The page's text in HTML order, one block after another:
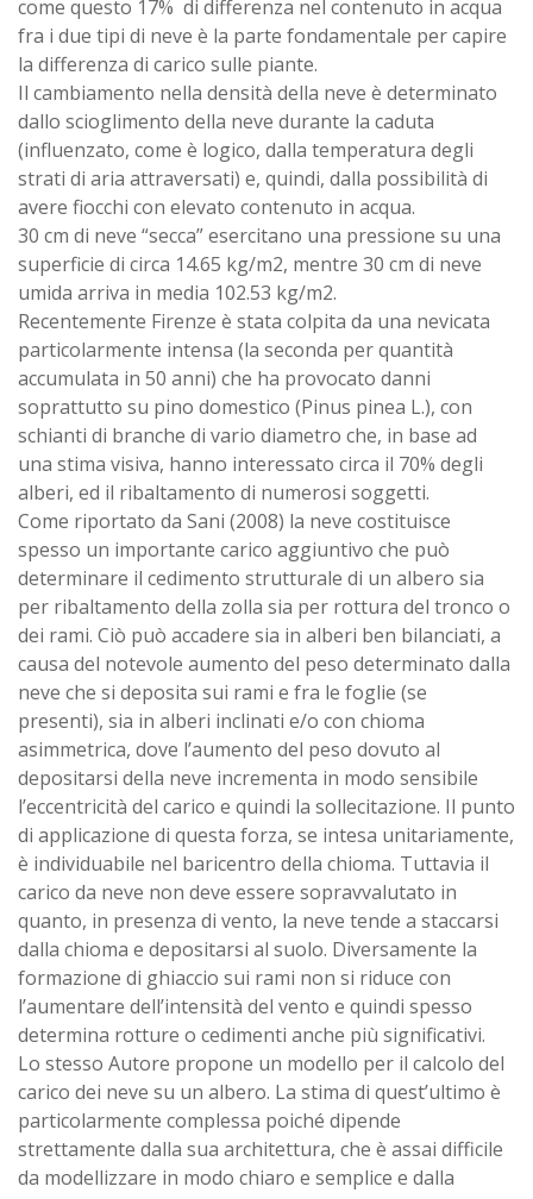
come questo 17% di differenza nel contenuto in acqua
fra i due tipi di neve è la parte fondamentale per capire
la differenza di carico sulle piante.
Il cambiamento nella densità della neve è determinato
dallo scioglimento della neve durante la caduta
(influenzato, come è logico, dalla temperatura degli
strati di aria attraversati) e, quindi, dalla possibilità di
avere fiocchi con elevato contenuto in acqua.
30 cm di neve “secca” esercitano una pressione su una
superficie di circa 14.65 kg/m2, mentre 30 cm di neve
umida arriva in media 102.53 kg/m2.
Recentemente Firenze è stata colpita da una nevicata
particolarmente intensa (la seconda per quantità
accumulata in 50 anni) che ha provocato danni
soprattutto su pino domestico (Pinus pinea L.), con
schianti di branche di vario diametro che, in base ad
una stima visiva, hanno interessato circa il 70% degli
alberi, ed il ribaltamento di numerosi soggetti.
Come riportato da Sani (2008) la neve costituisce
spesso un importante carico aggiuntivo che può
determinare il cedimento strutturale di un albero sia
per ribaltamento della zolla sia per rottura del tronco o
dei rami. Ciò può accadere sia in alberi ben bilanciati, a
causa del notevole aumento del peso determinato dalla
neve che si deposita sui rami e fra le foglie (se
presenti), sia in alberi inclinati e/o con chioma
asimmetrica, dove l’aumento del peso dovuto al
depositarsi della neve incrementa in modo sensibile
l’eccentricità del carico e quindi la sollecitazione. Il punto
di applicazione di questa forza, se intesa unitariamente,
è individuabile nel baricentro della chioma. Tuttavia il
carico da neve non deve essere sopravvalutato in
quanto, in presenza di vento, la neve tende a staccarsi
dalla chioma e depositarsi al suolo. Diversamente la
formazione di ghiaccio sui rami non si riduce con
l’aumentare dell’intensità del vento e quindi spesso
determina rotture o cedimenti anche più significativi.
Lo stesso Autore propone un modello per il calcolo del
carico dei neve su un albero. La stima di quest’ultimo è
particolarmente complessa poiché dipende
strettamente dalla sua architettura, che è assai difficile
da modellizzare in modo chiaro e semplice e dalla